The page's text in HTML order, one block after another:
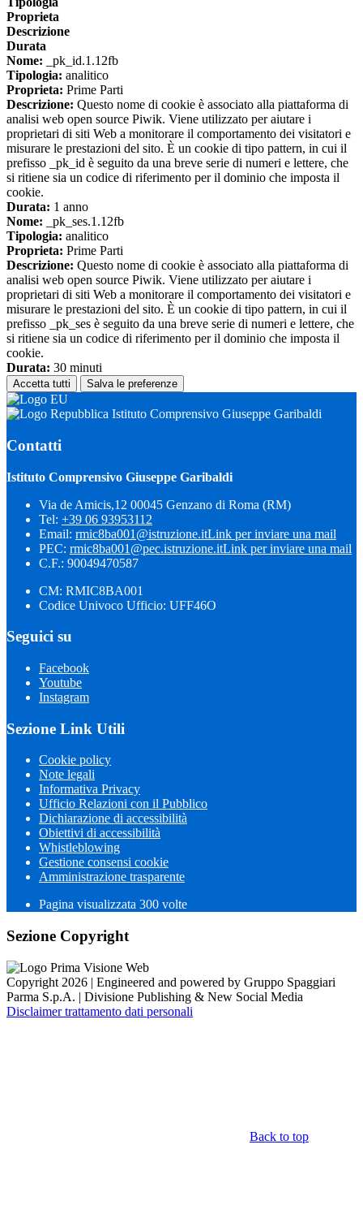
Proprieta
Descrizione
Durata
Nome: _pk_id.1.12fb
Tipologia: analitico
Proprieta: Prime Parti
Descrizione: Questo nome di cookie è associato alla piattaforma di
analisi web open source Piwik. Viene utilizzato per aiutare i
proprietari di siti Web a monitorare il comportamento dei visitatori e
misurare le prestazioni del sito. È un cookie di tipo pattern, in cui il
prefisso _pk_id è seguito da una breve serie di numeri e lettere, che
si ritiene sia un codice di riferimento per il dominio che imposta il
cookie.
Durata: 1 anno
Nome: _pk_ses.1.12fb
Tipologia: analitico
Proprieta: Prime Parti
Descrizione: Questo nome di cookie è associato alla piattaforma di
analisi web open source Piwik. Viene utilizzato per aiutare i
proprietari di siti Web a monitorare il comportamento dei visitatori e
misurare le prestazioni del sito. È un cookie di tipo pattern, in cui il
prefisso _pk_ses è seguito da una breve serie di numeri e lettere, che
si ritiene sia un codice di riferimento per il dominio che imposta il
cookie.
Durata: 30 minuti
Accetta tutti Salva le preferenze
Istituto Comprensivo Giuseppe Garibaldi
Contatti
Istituto Comprensivo Giuseppe Garibaldi
Via de Amicis,12 00045 Genzano di Roma (RM)
Tel: +39 06 93953112
Email: rmic8ba001@istruzione.itLink per inviare una mail
PEC: rmic8ba001@pec.istruzione.itLink per inviare una mail
C.F.: 90049470587
CM: RMIC8BA001
Codice Univoco Ufficio: UFF46O
Seguici su
Facebook
Youtube
Instagram
Sezione Link Utili
Cookie policy
Note legali
Informativa Privacy
Ufficio Relazioni con il Pubblico
Dichiarazione di accessibilità
Obiettivi di accessibilità
Whistleblowing
Gestione consensi cookie
Amministrazione trasparente
Pagina visualizzata 300 volte
Sezione Copyright
Copyright 2026 | Engineered and powered by Gruppo Spaggiari
Parma S.p.A. | Divisione Publishing & New Social Media
Disclaimer trattamento dati personali
Back to top